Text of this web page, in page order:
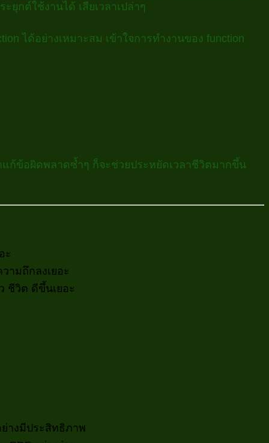
ยุกต์ใช้งานได้ เสียเวลาเปล่าๆ
ได้อย่างเหมาะสม เข้าใจการทำงานของ function
แก้ข้อผิดพลาดซ้ำๆ ก็จะช่วยประหยัดเวลาชีวิตมากขึ้น
ะ
ามถึกลงเยอะ
ชีวิต ดีขึ้นเยอะ
ย่างมีประสิทธิภาพ